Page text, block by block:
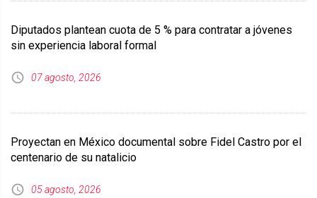
Diputados plantean cuota de 5 % para contratar a jóvenes
sin experiencia laboral formal
07 agosto, 2026
Proyectan en México documental sobre Fidel Castro por el
centenario de su natalicio
05 agosto, 2026